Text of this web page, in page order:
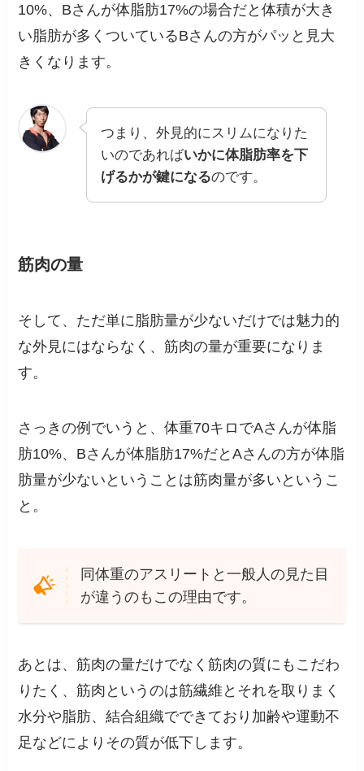
10%、Bさんが体脂肪17%の場合だと体積が大き
い脂肪が多くついているBさんの方がパッと見大
きくなります。
つまり、外見的にスリムになりた
いのであればいかに体脂肪率を下
げるかが鍵になるのです。
筋肉の量
そして、ただ単に脂肪量が少ないだけでは魅力的
な外見にはならなく、筋肉の量が重要になりま
す。
さっきの例でいうと、体重70キロでAさんが体脂
肪10%、Bさんが体脂肪17%だとAさんの方が体脂
肪量が少ないということは筋肉量が多いというこ
と。
同体重のアスリートと一般人の見た目
が違うのもこの理由です。
あとは、筋肉の量だけでなく筋肉の質にもこだわ
りたく、筋肉というのは筋繊維とそれを取りまく
水分や脂肪、結合組織でできており加齢や運動不
足などによりその質が低下します。